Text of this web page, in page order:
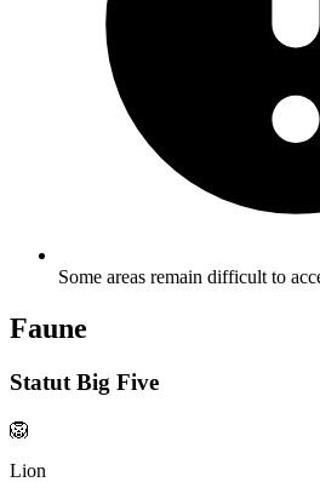
Some areas remain difficult to
Faune
Statut Big Five
🦁
Lion